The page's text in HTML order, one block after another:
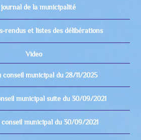
de la municipalité
rendus et listes des délibérations
Video
conseil municipal du 28/11/2025
municipal suite du 30/09/2021
conseil municipal du 30/09/2021